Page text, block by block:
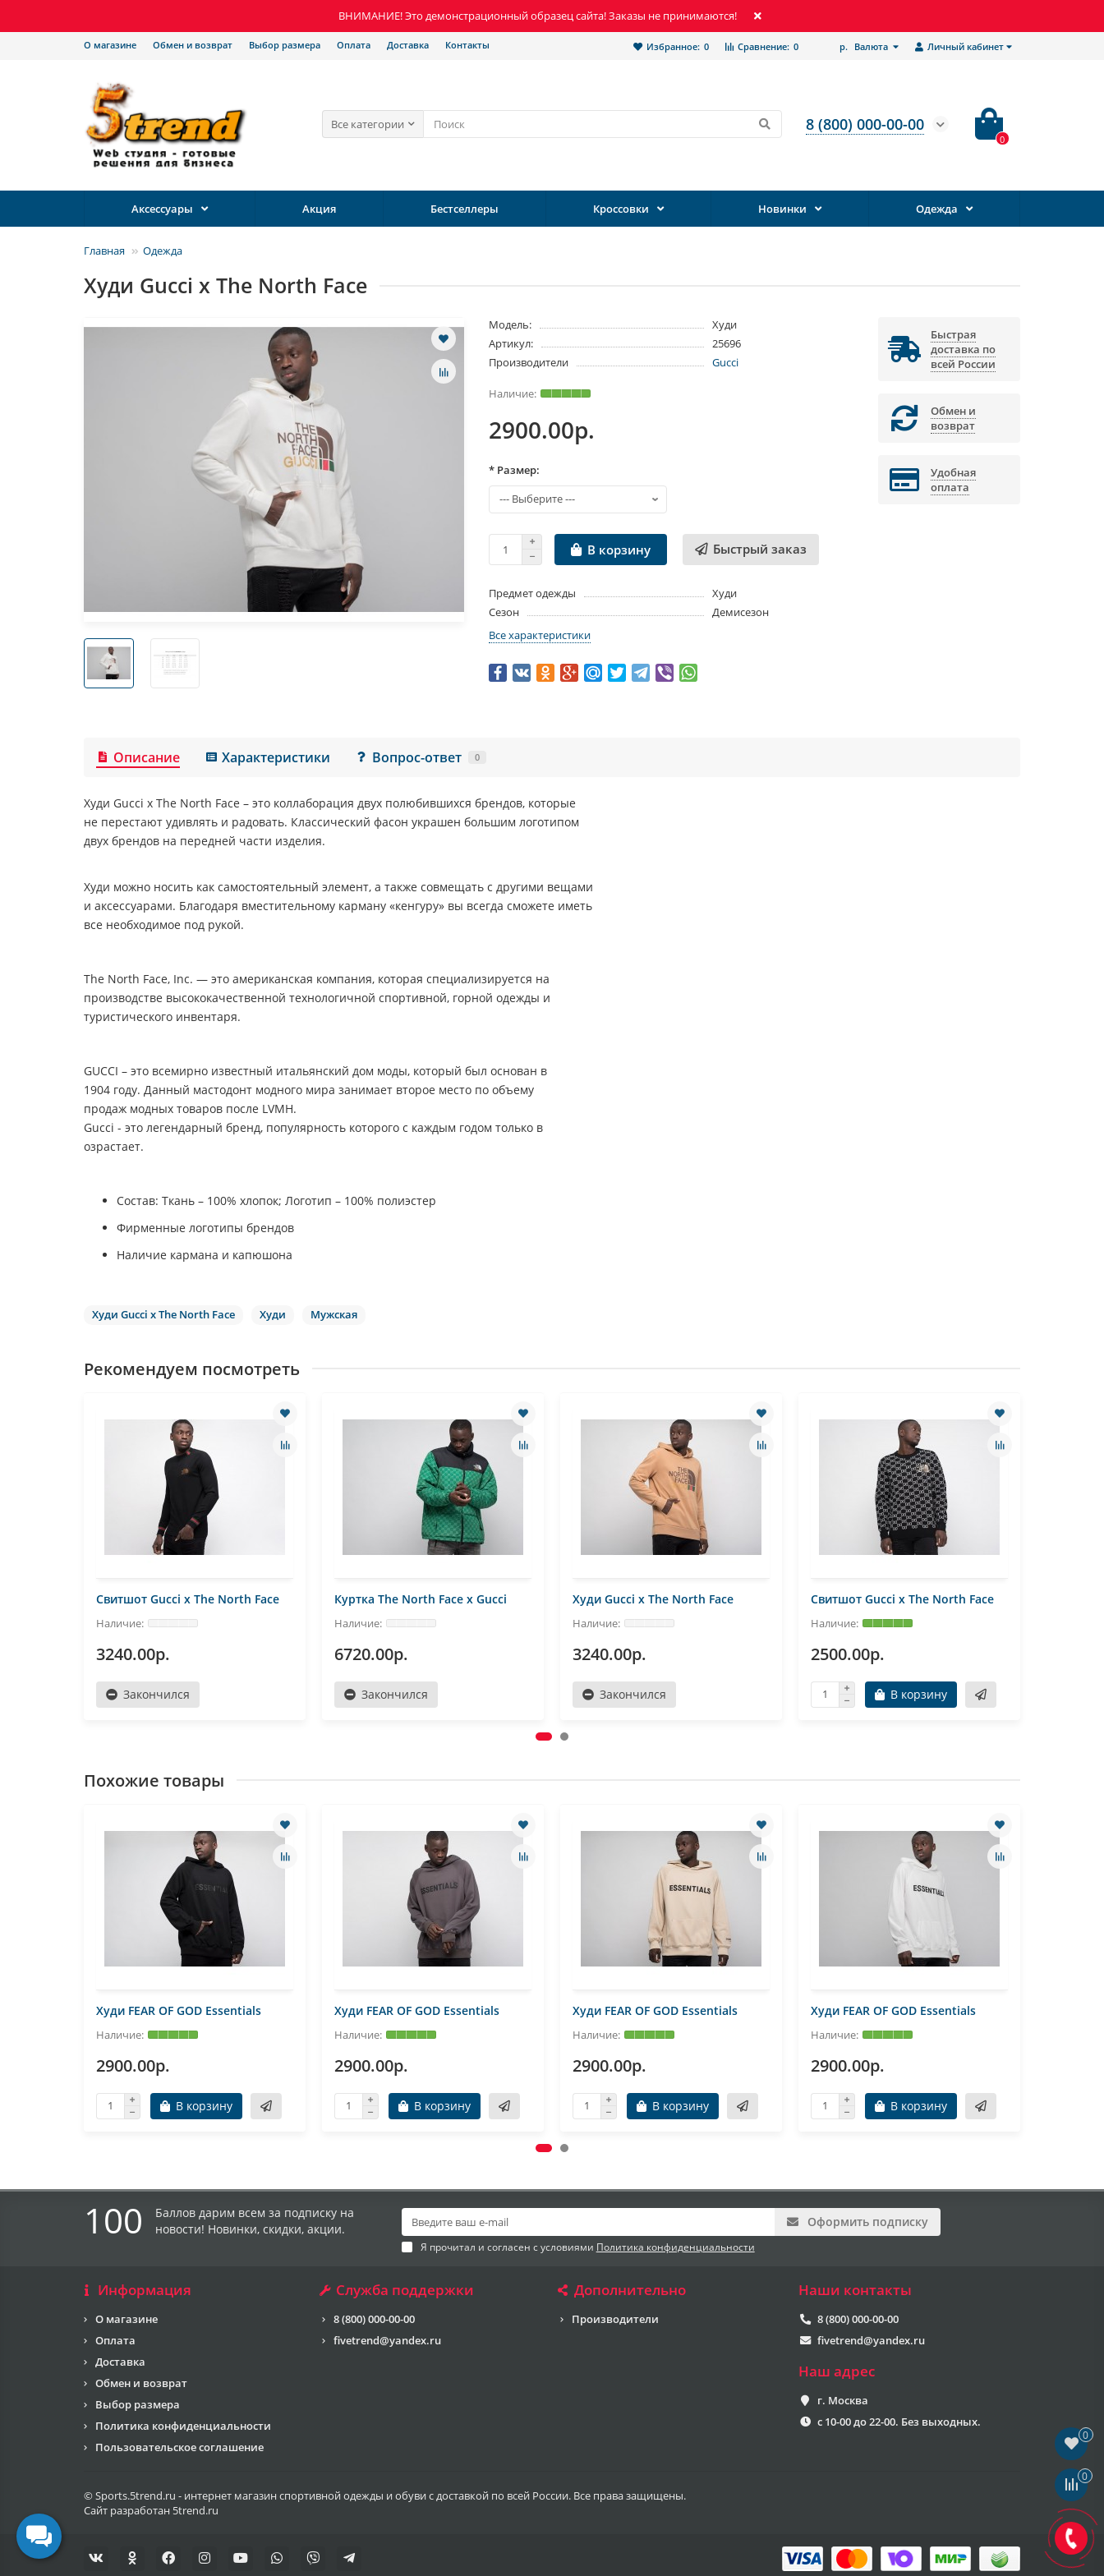
ВНИМАНИЕ! Это демонстрационный образец сайта! Заказы не принимаются!
Личный кабинет
р. Валюта
Сравнение: 0
Избранное: 0
О магазине Обмен и возврат Выбор размера Оплата Доставка Контакты
Все категории 8 (800) 000-00-00
0
Аксессуары Акция Бестселлеры Кроссовки Новинки Одежда
Главная Одежда
Худи Gucci x The North Face
Модель:
Худи
Артикул:
25696
Производители
Gucci
2900.00р.
* Размер:
В корзину Быстрый заказ
Предмет одежды
Худи
Сезон
Демисезон
Все характеристики
Быстрая
доставка по
всей России
Обмен и
возврат
Удобная
оплата
Описание Характеристики Вопрос-ответ 0
Худи Gucci x The North Face – это коллаборация двух полюбившихся брендов, которые
не перестают удивлять и радовать. Классический фасон украшен большим логотипом
двух брендов на передней части изделия.
Худи можно носить как самостоятельный элемент, а также совмещать с другими вещами
и аксессуарами. Благодаря вместительному карману «кенгуру» вы всегда сможете иметь
все необходимое под рукой.
The North Face, Inc. — это американская компания, которая специализируется на
производстве высококачественной технологичной спортивной, горной одежды и
туристического инвентаря.
GUCCI – это всемирно известный итальянский дом моды, который был основан в
1904 году. Данный мастодонт модного мира занимает второе место по объему
продаж модных товаров после LVMH.
Gucci - это легендарный бренд, популярность которого с каждым годом только в
озрастает.
Состав: Ткань – 100% хлопок; Логотип – 100% полиэстер
Фирменные логотипы брендов
Наличие кармана и капюшона
Худи Gucci x The North Face Худи Мужская
Рекомендуем посмотреть
Свитшот Gucci x The North Face
3240.00р.
Закончился
Куртка The North Face x Gucci
6720.00р.
Закончился
Худи Gucci x The North Face
3240.00р.
Закончился
Свитшот Gucci x The North Face
2500.00р.
В корзину
Похожие товары
Худи FEAR OF GOD Essentials
2900.00р.
В корзину
Худи FEAR OF GOD Essentials
2900.00р.
В корзину
Худи FEAR OF GOD Essentials
2900.00р.
В корзину
Худи FEAR OF GOD Essentials
2900.00р.
В корзину
100
Баллов дарим всем за подписку на
новости! Новинки, скидки, акции.
Оформить подписку
Я прочитал и согласен с условиями Политика конфиденциальности
Информация
О магазине
Оплата
Доставка
Обмен и возврат
Выбор размера
Политика конфиденциальности
Пользовательское соглашение
Служба поддержки
8 (800) 000-00-00
fivetrend@yandex.ru
Дополнительно
Производители
Наши контакты
8 (800) 000-00-00
fivetrend@yandex.ru
Наш адрес
г. Москва
с 10-00 до 22-00. Без выходных.
© Sports.5trend.ru - интернет магазин спортивной одежды и обуви с доставкой по всей России. Все права защищены.
Сайт разработан 5trend.ru
0
0